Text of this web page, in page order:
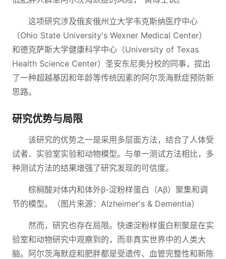
这项研究涉及俄亥俄州立大学韦克斯纳医疗中心
（Ohio State University's Wexner Medical Center）
和德克萨斯大学健康科学中心（University of Texas
Health Science Center）圣安东尼奥分校的同事，提出
了一种超越基因和年龄等传统因素的阿尔茨海默症预防新
思路。
研究优势与局限
该研究的优势之一是采用多层面方法，结合了人体受
试者、实验室实验和动物模型。与单一测试方法相比，多
种测试方法的结果增强了研究发现的可信度。
棕榈酸对体内和体外β-淀粉样蛋白（Aβ）聚集和调
节的模型。（图片来源：Alzheimer's & Dementia）
然而，研究也存在局限。快速淀粉样蛋白积聚是在实
验室和动物研究中观察到的，而非真实世界中的人类大
脑。阿尔茨海默症和肥胖都是受遗传、血管完整性和新陈